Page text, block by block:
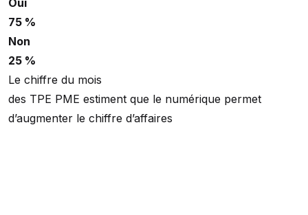
Oui
75 %
Non
25 %
Le chiffre du mois
des TPE PME estiment que le numérique permet
d’augmenter le chiffre d’affaires